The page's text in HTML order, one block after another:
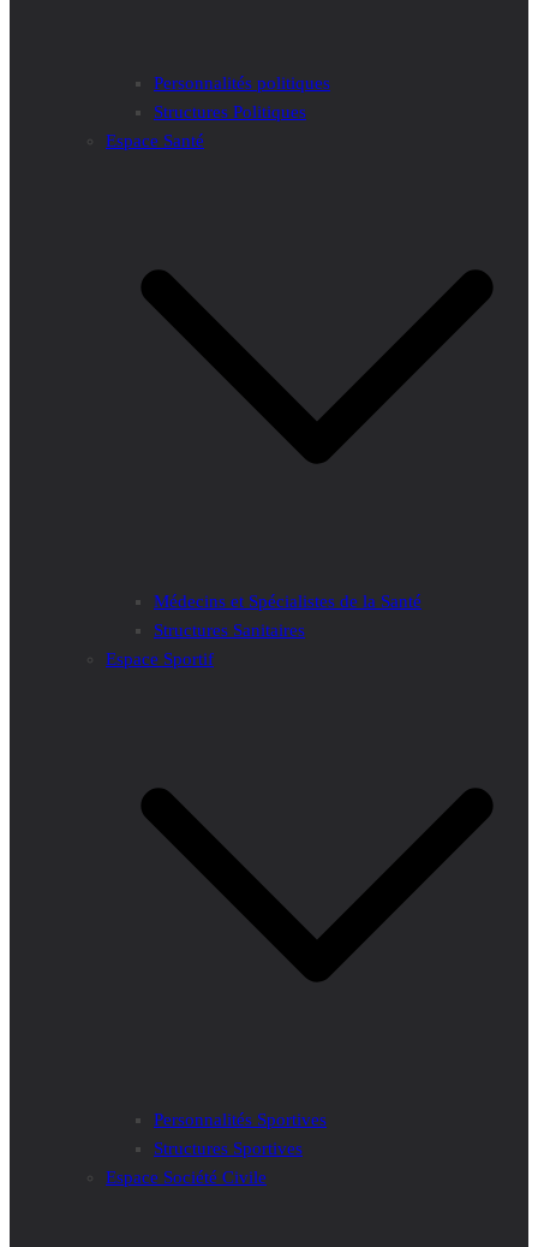
Personnalités politiques
Structures Politiques
Espace Santé
Médecins et Spécialistes de la Santé
Structures Sanitaires
Espace Sportif
Personnalités Sportives
Structures Sportives
Espace Société Civile